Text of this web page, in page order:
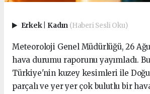
Erkek Kadın (Haberi Sesli Oku)
Meteoroloji Genel Müdürlüğü, 26
hava durumu raporunu yayımladı.
Türkiye'nin kuzey kesimleri ile
parçalı ve yer yer çok bulutlu bir